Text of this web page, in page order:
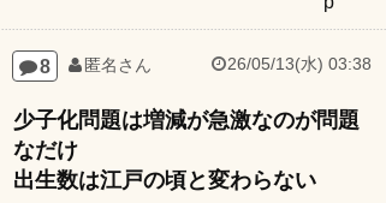
8
少子化問題は増減が急激なのが問題
なだけ
出生数は江戸の頃と変わらない